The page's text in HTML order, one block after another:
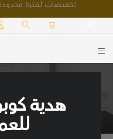
تخفيضات لفترة